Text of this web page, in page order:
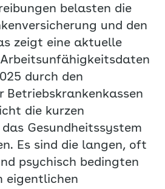
belasten die
und den
zeigt eine aktuelle
durch den
Betriebskrankenkassen
die kurzen
Gesundheitssystem
Es sind die langen, oft
psychisch bedingten
eigentlichen